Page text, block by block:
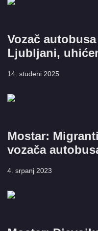
Vozač
Ljubljani,
14. studeni 2025
Mostar:
vozača
4. srpanj 2023